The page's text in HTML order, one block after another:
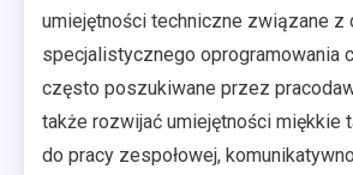
umiejętności techniczne związane z
specjalistycznego oprogramowania
często poszukiwane przez
także rozwijać umiejętności miękkie
do pracy zespołowej,